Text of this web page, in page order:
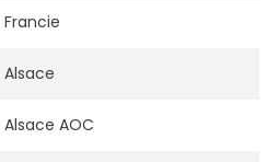
Francie
Alsace
Alsace AOC